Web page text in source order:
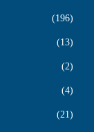
196
13
2
4
21